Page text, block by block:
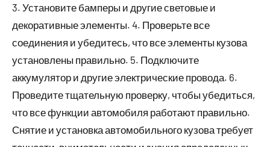
3. Установите бамперы и другие световые и
декоративные элементы. 4. Проверьте все
соединения и убедитесь, что все элементы кузова
установлены правильно. 5. Подключите
аккумулятор и другие электрические провода. 6.
Проведите тщательную проверку, чтобы убедиться,
что все функции автомобиля работают правильно.
Снятие и установка автомобильного кузова требует